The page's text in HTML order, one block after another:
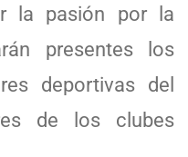
la pasión por la
presentes los
deportivas del
de los clubes